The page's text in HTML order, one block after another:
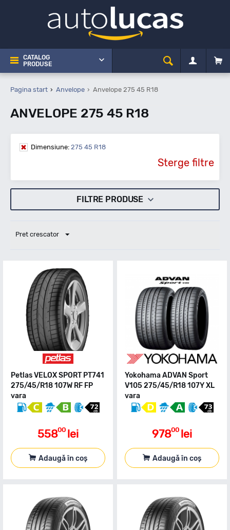
CATALOG
PRODUSE
Pagina start Anvelope Anvelope 275 45 R18
ANVELOPE 275 45 R18
Dimensiune: 275 45 R18
Sterge filtre
FILTRE PRODUSE
Pret crescator
Petlas VELOX SPORT PT741
275/45/R18 107W RF FP
vara
55800 lei
Adaugă în coș
Yokohama ADVAN Sport
V105 275/45/R18 107Y XL
vara
97800 lei
Adaugă în coș